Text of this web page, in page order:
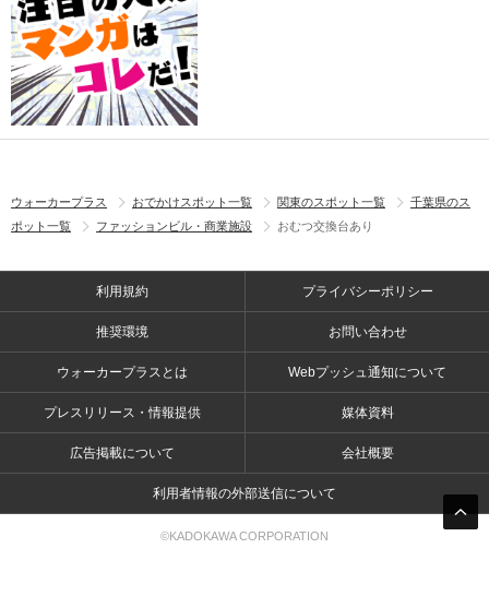
ウォーカープラス おでかけスポット一覧 関東のスポット一覧
千葉県のス
ポット一覧
ファッションビル・商業施設 おむつ交換台あり
利用規約 プライバシーポリシー
推奨環境 お問い合わせ
ウォーカープラスとは Webプッシュ通知について
プレスリリース・情報提供 媒体資料
広告掲載について 会社概要
利用者情報の外部送信について
©KADOKAWA CORPORATION